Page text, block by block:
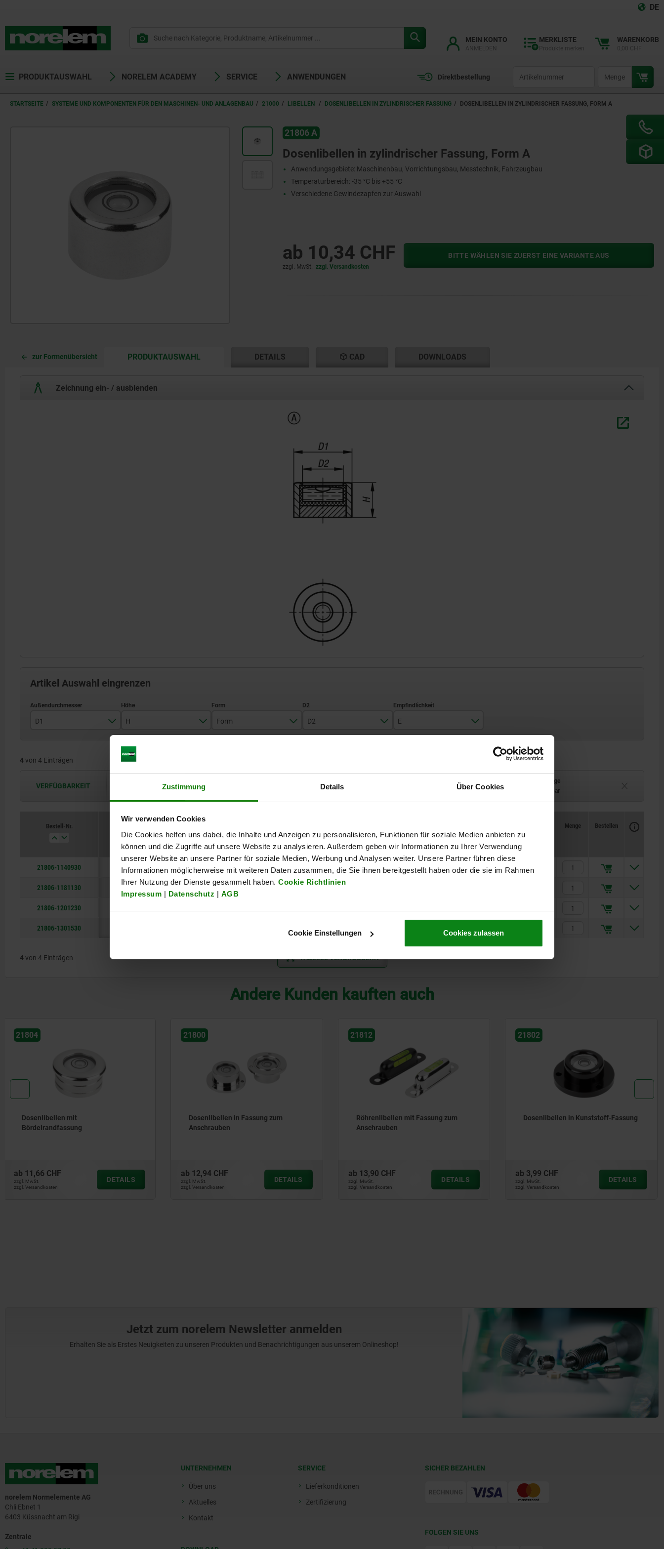
Zustimmung Details Über Cookies
Wir verwenden Cookies
Die Cookies helfen uns dabei, die Inhalte und Anzeigen zu personalisieren, Funktionen für soziale Medien anbieten zu
können und die Zugriffe auf unsere Website zu analysieren. Außerdem geben wir Informationen zu Ihrer Verwendung
unserer Website an unsere Partner für soziale Medien, Werbung und Analysen weiter. Unsere Partner führen diese
Informationen möglicherweise mit weiteren Daten zusammen, die Sie ihnen bereitgestellt haben oder die sie im Rahmen
Ihrer Nutzung der Dienste gesammelt haben. Cookie Richtlinien
Impressum | Datenschutz | AGB
Cookie Einstellungen Cookies zulassen
DE
MEIN KONTO MERKLISTE WARENKORB
PRODUKTAUSWAHL NORELEM ACADEMY SERVICE ANWENDUNGEN Direktbestellung
STARTSEITE SYSTEME UND KOMPONENTEN FÜR DEN MASCHINEN- UND ANLAGENBAU 21000 LIBELLEN DOSENLIBELLEN IN ZYLINDRISCHER FASSUNG DOSENLIBELLEN IN ZYLINDRISCHER FASSUNG, FORM A
21806 A
Dosenlibellen in zylindrischer Fassung, Form A
Anwendungsgebiete: Maschinenbau, Vorrichtungsbau, Messtechnik, Fahrzeugbau
Temperaturbereich: -35 °C bis +55 °C
Verschiedene Gewindezapfen zur Auswahl
ab 10,34 CHF
zzgl. MwSt. zzgl. Versandkosten
BITTE WÄHLEN SIE ZUERST EINE VARIANTE AUS
zur Formenübersicht PRODUKTAUSWAHL DETAILS CAD DOWNLOADS
Zeichnung ein- / ausblenden
Artikel Auswahl eingrenzen
D1
18
H
15
Form D2
21
E
4von 4 Einträgen
VERFÜGBARKEIT Die Verfügbarkeiten werden in regelmäßigen Abständen mehrmals täglich aktualisiert.
Lieferzeit auf Anfrage
Derzeit nicht lieferbar
Bestell-Nr.
D1
H Form D2 E
Preis
Menge Bestellen
21806-1140930 14 9,5 A 10 30' 10,34 CHF
21806-1181130 18 11 A
21806-1201230
21806-1301530
4von 4 Einträgen TABELLE VERGRÖSSERN
Andere Kunden kauften auch
21800
Dosenlibellen in Fassung zum
Anschrauben
ab12,94 CHF
zzgl. MwSt.
zzgl. Versandkosten
DETAILS
21812
Röhrenlibellen mit Fassung zum
Anschrauben
ab13,90 CHF
zzgl. MwSt.
zzgl. Versandkosten
DETAILS
21802
Dosenlibellen in Kunststoff-Fassung
ab3,99 CHF
zzgl. MwSt.
zzgl. Versandkosten
DETAILS
21808
Dosenlibellenkörper
ab10,91 CHF
zzgl. MwSt.
zzgl. Versandkosten
DETAILS
Jetzt zum norelem Newsletter anmelden
Erhalten Sie als Erstes Neuigkeiten zu unseren Produkten und Benachrichtigungen aus unserem Onlineshop!
norelem Normelemente AG
Chli Ebnet 1
6403 Küssnacht am Rigi
Zentrale
UNTERNEHMEN
Über uns
Aktuelles
Kontakt
SERVICE
Lieferkonditionen
Zertifizierung
SICHER BEZAHLEN
FOLGEN SIE UNS